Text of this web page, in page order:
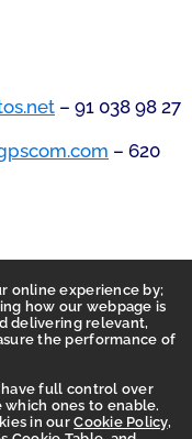
online experience by;
how our webpage is
delivering relevant,
the performance of
have full control over
ones to enable.
in ourCookie Policy,
– 91 038 98 27
– 620